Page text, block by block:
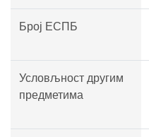
Број ЕСПБ
Условљност другим
предметима